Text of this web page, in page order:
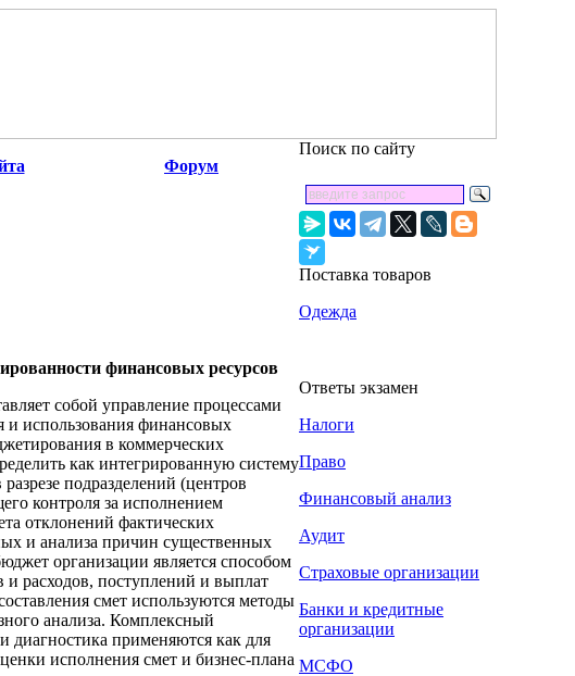
Форум
финансовых ресурсов
собой управление процессами
и использования финансовых
в коммерческих
как интегрированную систему
подразделений (центров
контроля за исполнением
отклонений фактических
и анализа причин существенных
организации является способом
и расходов, поступлений и выплат
смет используются методы
анализа. Комплексный
диагностика применяются как для
исполнения смет и бизнес-плана
Поиск по сайту
Поставка товаров
Одежда
Ответы экзамен
Налоги
Право
Финансовый анализ
Аудит
Страховые организации
Банки и кредитные
организации
МСФО